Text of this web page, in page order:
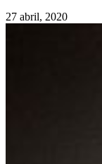
27 abril, 2020